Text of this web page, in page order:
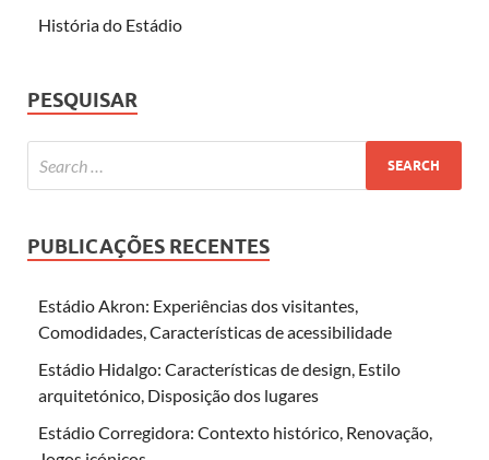
História do Estádio
PESQUISAR
PUBLICAÇÕES RECENTES
Estádio Akron: Experiências dos visitantes,
Comodidades, Características de acessibilidade
Estádio Hidalgo: Características de design, Estilo
arquitetónico, Disposição dos lugares
Estádio Corregidora: Contexto histórico, Renovação,